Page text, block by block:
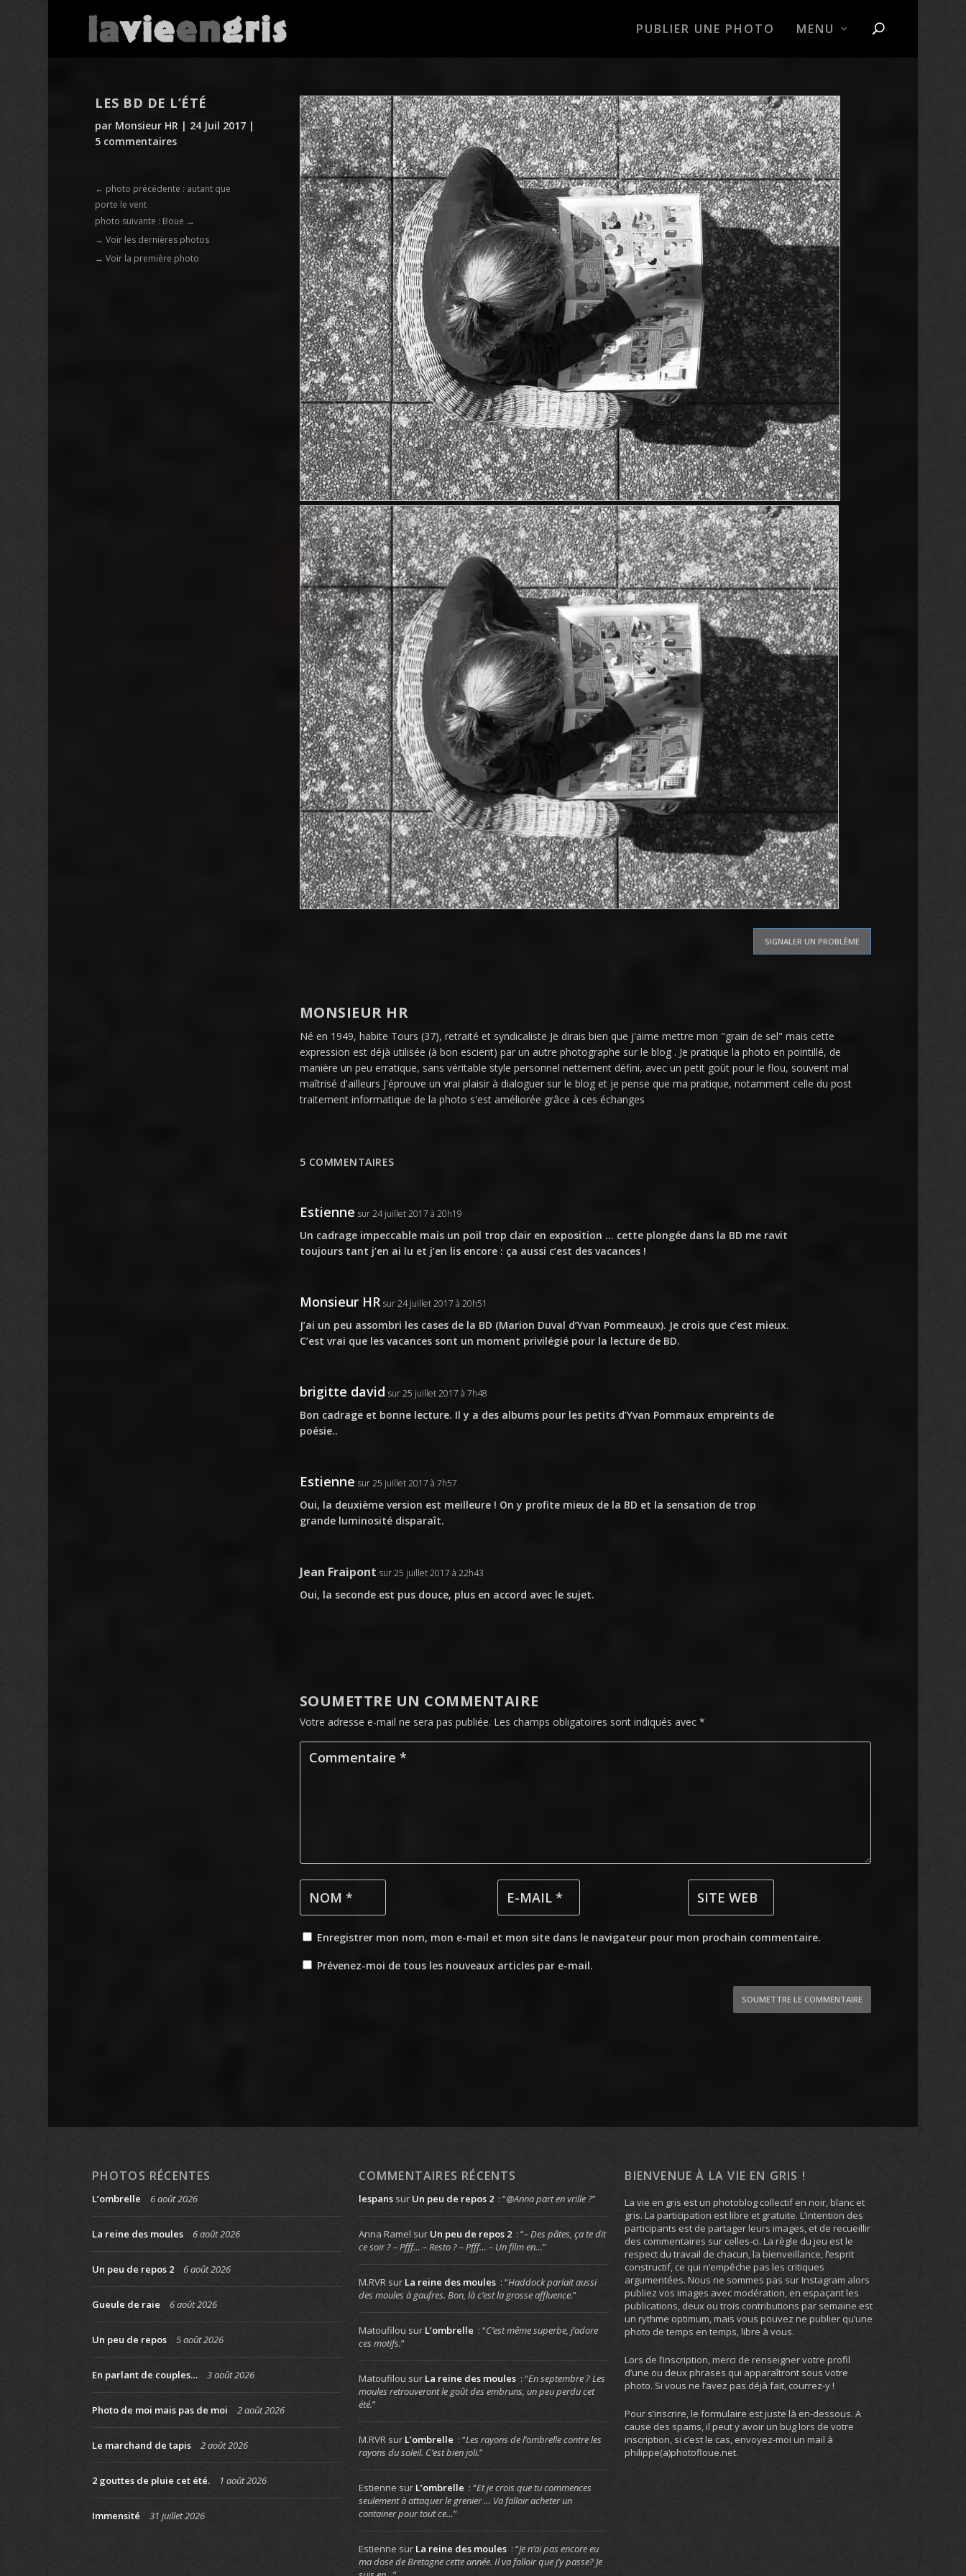
PUBLIER UNE PHOTO MENU
LES BD DE L’ÉTÉ
par Monsieur HR | 24 Juil 2017 |
5 commentaires
← photo précédente : autant que
porte le vent
photo suivante : Boue →
→ Voir les dernières photos
→ Voir la première photo
SIGNALER UN PROBLÈME
MONSIEUR HR
Né en 1949, habite Tours (37), retraité et syndicaliste Je dirais bien que j'aime mettre mon "grain de sel" mais cette
expression est déjà utilisée (à bon escient) par un autre photographe sur le blog . Je pratique la photo en pointillé, de
manière un peu erratique, sans véritable style personnel nettement défini, avec un petit goût pour le flou, souvent mal
maîtrisé d'ailleurs J'éprouve un vrai plaisir à dialoguer sur le blog et je pense que ma pratique, notamment celle du post
traitement informatique de la photo s'est améliorée grâce à ces échanges
5 COMMENTAIRES
Estienne sur 24 juillet 2017 à 20h19
Un cadrage impeccable mais un poil trop clair en exposition … cette plongée dans la BD me ravit
toujours tant j’en ai lu et j’en lis encore : ça aussi c’est des vacances !
Monsieur HR sur 24 juillet 2017 à 20h51
J’ai un peu assombri les cases de la BD (Marion Duval d’Yvan Pommeaux). Je crois que c’est mieux.
C’est vrai que les vacances sont un moment privilégié pour la lecture de BD.
brigitte david sur 25 juillet 2017 à 7h48
Bon cadrage et bonne lecture. Il y a des albums pour les petits d’Yvan Pommaux empreints de
poésie..
Estienne sur 25 juillet 2017 à 7h57
Oui, la deuxième version est meilleure ! On y profite mieux de la BD et la sensation de trop
grande luminosité disparaît.
Jean Fraipont sur 25 juillet 2017 à 22h43
Oui, la seconde est pus douce, plus en accord avec le sujet.
SOUMETTRE UN COMMENTAIRE
Votre adresse e-mail ne sera pas publiée. Les champs obligatoires sont indiqués avec *
Enregistrer mon nom, mon e-mail et mon site dans le navigateur pour mon prochain commentaire.
Prévenez-moi de tous les nouveaux articles par e-mail.
SOUMETTRE LE COMMENTAIRE
PHOTOS RÉCENTES
L’ombrelle 6 août 2026
La reine des moules 6 août 2026
Un peu de repos 2 6 août 2026
Gueule de raie 6 août 2026
Un peu de repos 5 août 2026
En parlant de couples… 3 août 2026
Photo de moi mais pas de moi 2 août 2026
Le marchand de tapis 2 août 2026
2 gouttes de pluie cet été. 1 août 2026
Immensité 31 juillet 2026
COMMENTAIRES RÉCENTS
lespanssur Un peu de repos 2 : “@Anna part en vrille ?”
Anna Ramel sur Un peu de repos 2 : “– Des pâtes, ça te dit
ce soir ? – Pfff… – Resto ? – Pfff… – Un film en…”
M.RVRsur La reine des moules : “Haddock parlait aussi
des moules à gaufres. Bon, là c’est la grosse affluence.”
Matoufilou sur L’ombrelle : “C’est même superbe, j’adore
ces motifs.”
Matoufilou sur La reine des moules : “En septembre ? Les
moules retrouveront le goût des embruns, un peu perdu cet
été.”
M.RVRsur L’ombrelle : “Les rayons de l’ombrelle contre les
rayons du soleil. C’est bien joli.”
Estienne sur L’ombrelle : “Et je crois que tu commences
seulement à attaquer le grenier … Va falloir acheter un
container pour tout ce…”
Estienne sur La reine des moules : “Je n’ai pas encore eu
ma dose de Bretagne cette année. Il va falloir que j’y passe? Je
BIENVENUE À LA VIE EN GRIS !
La vie en gris est un photoblog collectif en noir, blanc et
gris. La participation est libre et gratuite. L’intention des
participants est de partager leurs images, et de recueillir
des commentaires sur celles-ci. La règle du jeu est le
respect du travail de chacun, la bienveillance, l’esprit
constructif, ce qui n’empêche pas les critiques
argumentées. Nous ne sommes pas sur Instagram alors
publiez vos images avec modération, en espaçant les
publications, deux ou trois contributions par semaine est
un rythme optimum, mais vous pouvez ne publier qu’une
photo de temps en temps, libre à vous.
Lors de l’inscription, merci de renseigner votre profil
d’une ou deux phrases qui apparaîtront sous votre
photo. Si vous ne l’avez pas déjà fait, courrez-y !
Pour s’inscrire, le formulaire est juste là en-dessous. A
cause des spams, il peut y avoir un bug lors de votre
inscription, si c’est le cas, envoyez-moi un mail à
philippe(a)photofloue.net.